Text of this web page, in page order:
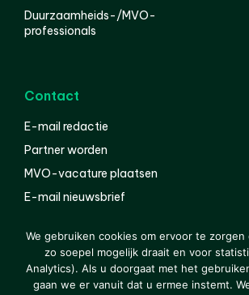
Duurzaamheids-/MVO-
professionals
Contact
E-mail redactie
Partner worden
MVO-vacature plaatsen
E-mail nieuwsbrief
© 2000-2026 Van der Molen EIS Colofon
We gebruiken cookies om ervoor te
zo soepel mogelijk draait en voor
Analytics). Als u doorgaat met het
gaan we er vanuit dat u ermee instemt.